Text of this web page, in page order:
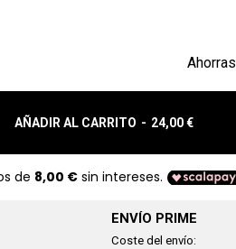
Ahorras
AÑADIR AL CARRITO - 24,00 €
ENVÍO PRIME
Coste del envío: